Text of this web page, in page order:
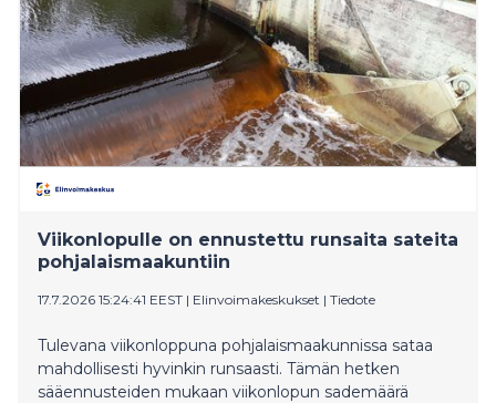
Viikonlopulle on ennustettu runsaita sateita
pohjalaismaakuntiin
17.7.2026 15:24:41 EEST | Elinvoimakeskukset | Tiedote
Tulevana viikonloppuna pohjalaismaakunnissa sataa
mahdollisesti hyvinkin runsaasti. Tämän hetken
sääennusteiden mukaan viikonlopun sademäärä